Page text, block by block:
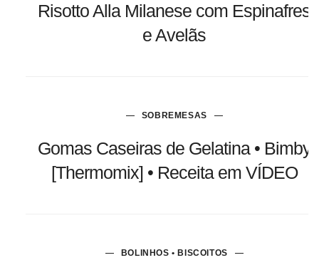
Risotto Alla Milanese com Espinafres
e Avelãs
SOBREMESAS
Gomas Caseiras de Gelatina • Bimby
[Thermomix] • Receita em VÍDEO
BOLINHOS • BISCOITOS